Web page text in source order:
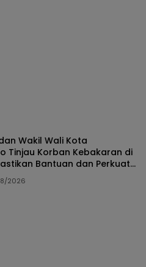
Wakil Wali Kota
Tinjau Korban Kebakaran di
Bantuan dan Perkuat
2026